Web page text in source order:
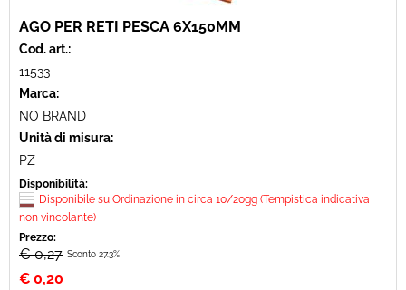
AGO PER RETI PESCA 6X150MM
Cod. art.:
11533
Marca:
NO BRAND
Unità di misura:
PZ
Disponibilità:
Disponibile su Ordinazione in circa 10/20gg (Tempistica indicativa
non vincolante)
Prezzo:
€ 0,27 Sconto 27.3%
€ 0,20